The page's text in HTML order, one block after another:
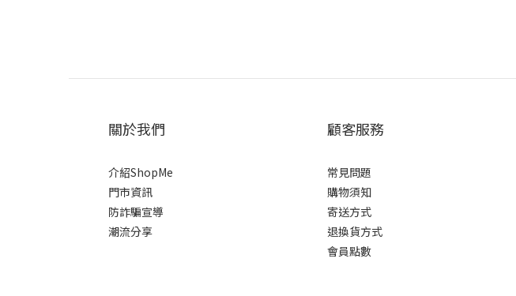
關於我們
介紹ShopMe
門市資訊
防詐騙宣導
潮流分享
顧客服務
常見問題
購物須知
寄送方式
退換貨方式
會員點數